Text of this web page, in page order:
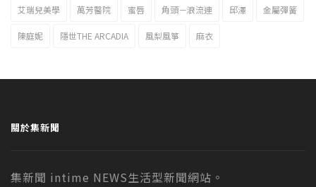
艾瑞兒美學 萬芳醫院 蜜唇 角頭－浪流連 邱澤 金屬彈簧
陳庭妮 隱世THE ARCADIA 風梨風箏 麻衣
關於集新聞
集新聞 intime NEWS生活型新聞網站。